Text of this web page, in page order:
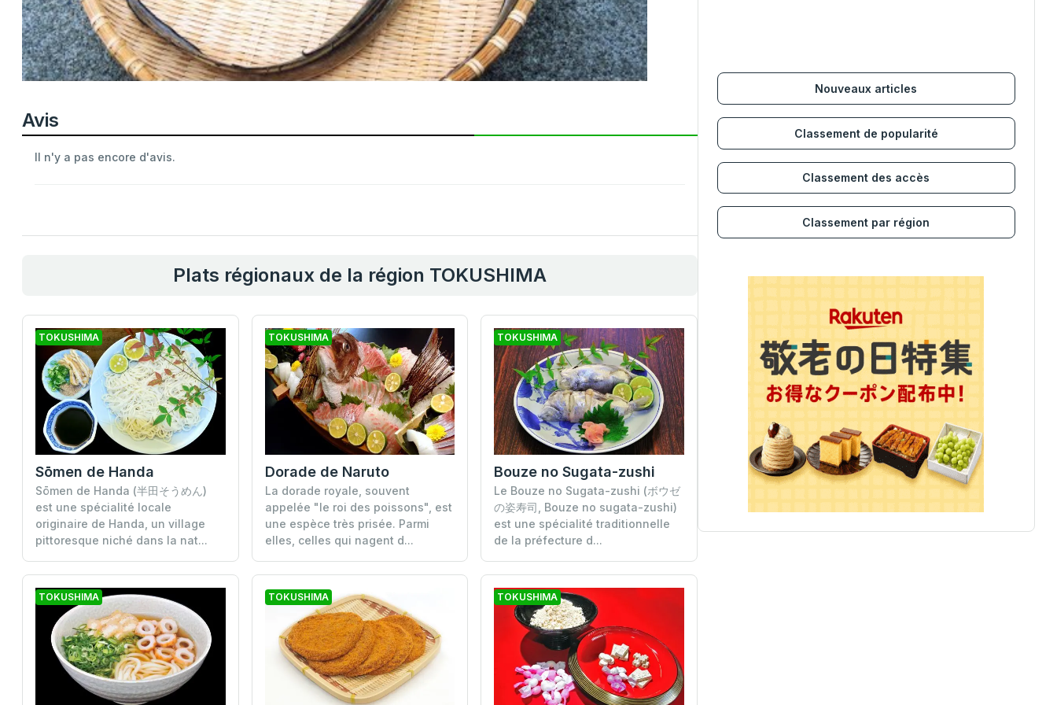
Avis
Il n'y a pas encore d'avis.
Plats régionaux de la région TOKUSHIMA
TOKUSHIMA
Sōmen de Handa
Sōmen de Handa (半田そうめん)
est une spécialité locale
originaire de Handa, un village
pittoresque niché dans la nat...
TOKUSHIMA
Dorade de Naruto
La dorade royale, souvent
appelée "le roi des poissons", est
une espèce très prisée. Parmi
elles, celles qui nagent d...
TOKUSHIMA
Bouze no Sugata-zushi
Le Bouze no Sugata-zushi (ボウゼ
の姿寿司, Bouze no sugata-zushi)
est une spécialité traditionnelle
de la préfecture d...
TOKUSHIMA TOKUSHIMA TOKUSHIMA
Nouveaux articles
Classement de popularité
Classement des accès
Classement par région